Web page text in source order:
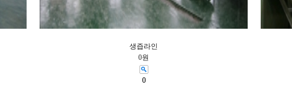
생즙라인
0원
0